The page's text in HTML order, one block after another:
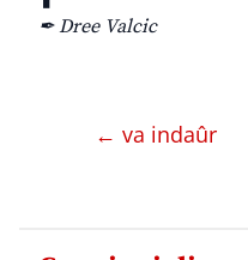
✒ Dree Valcic
← va indaûr